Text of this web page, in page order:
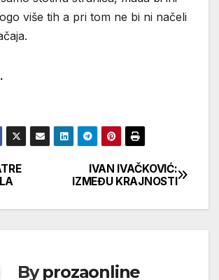
više tih a pri tom ne bi ni načeli
IVAN IVAČKOVIĆ:
IZMEĐU KRAJNOSTI
Byprozaonline